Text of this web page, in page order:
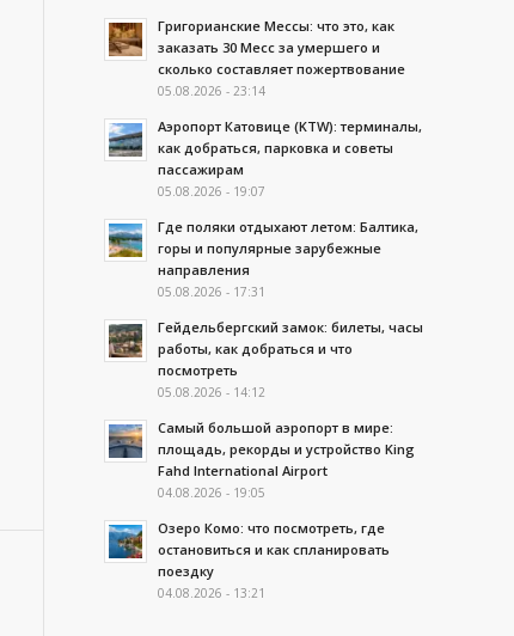
Григорианские Мессы: что это, как
заказать 30 Месс за умершего и
сколько составляет пожертвование
05.08.2026 - 23:14
Аэропорт Катовице (KTW): терминалы,
как добраться, парковка и советы
пассажирам
05.08.2026 - 19:07
Где поляки отдыхают летом: Балтика,
горы и популярные зарубежные
направления
05.08.2026 - 17:31
Гейдельбергский замок: билеты, часы
работы, как добраться и что
посмотреть
05.08.2026 - 14:12
Самый большой аэропорт в мире:
площадь, рекорды и устройство King
Fahd International Airport
04.08.2026 - 19:05
Озеро Комо: что посмотреть, где
остановиться и как спланировать
поездку
04.08.2026 - 13:21